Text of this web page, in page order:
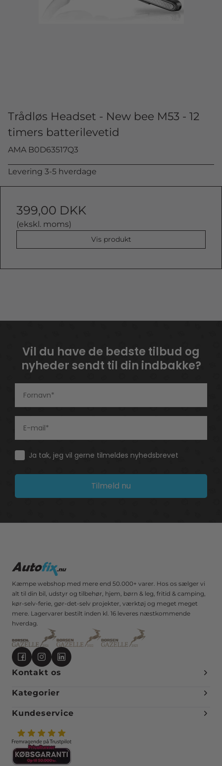
Trådløs Headset - New bee M53 - 12
timers batterilevetid
AMA B0D63517Q3
Levering 3-5 hverdage
399,00 DKK
(ekskl. moms)
Vis produkt
Vil du have de bedste tilbud og
nyheder sendt til din indbakke?
Consent
Ja tak, jeg vil gerne tilmeldes nyhedsbrevet
Tilmeld nu
Kæmpe webshop med mere end 50.000+ varer. Hos os sælger vi
alt til din bil, udstyr og tilbehør, hjem, børn & leg, fritid & camping,
kør-selv-ferie, gør-det-selv projekter, værktøj og meget meget
mere. Lagervarer bestilt inden kl. 16 leveres næstkommende
hverdag.
Kontakt os
Kategorier
Kundeservice